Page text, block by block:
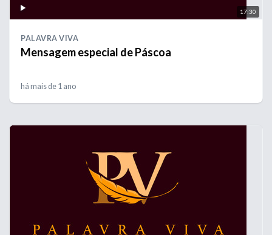
17:30
PALAVRA VIVA
Mensagem especial de Páscoa
há mais de 1 ano